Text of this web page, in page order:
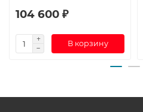
104 600 ₽
В корзину